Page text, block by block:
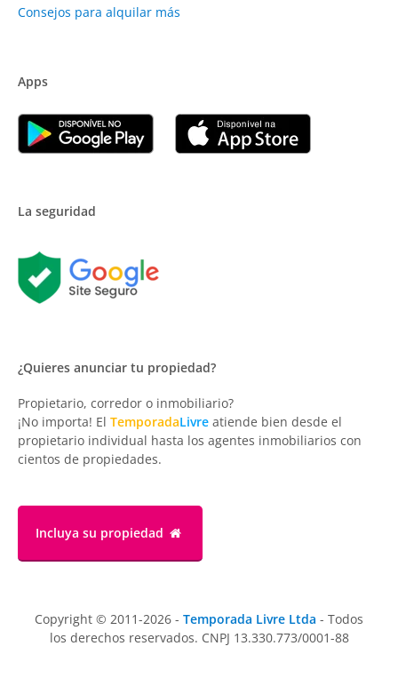
Consejos para alquilar más
Apps
La seguridad
¿Quieres anunciar tu propiedad?
Propietario, corredor o inmobiliario?
¡No importa! El TemporadaLivre atiende bien desde el
propietario individual hasta los agentes inmobiliarios con
cientos de propiedades.
Incluya su propiedad
Copyright © 2011-2026 - Temporada Livre Ltda - Todos
los derechos reservados. CNPJ 13.330.773/0001-88